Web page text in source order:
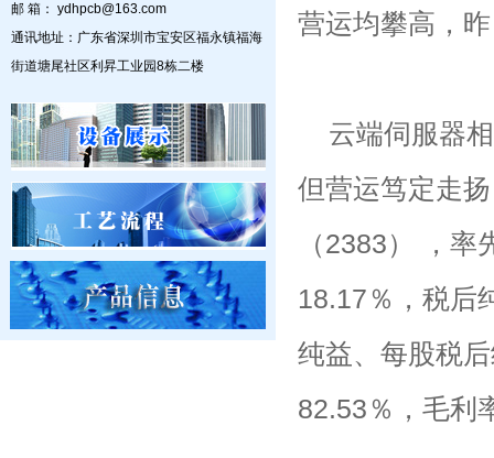
邮 箱： ydhpcb@163.com
通讯地址：广东省深圳市宝安区福永镇福海
街道塘尾社区利昇工业园8栋二楼
营运均攀高，
云端伺服器
但营运笃定走
（2383） ，
18.17％，税后
纯益、每股税
82.53％，毛利